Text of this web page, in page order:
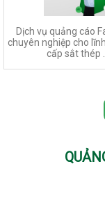
Dịch vụ quảng cáo
chuyên nghiệp cho
cấp sắt thép